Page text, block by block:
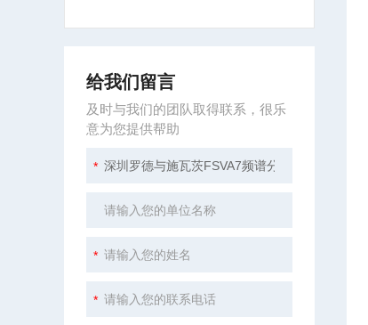
给我们留言
及时与我们的团队取得联系，很乐
意为您提供帮助